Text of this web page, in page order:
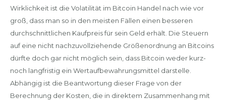
Wirklichkeit ist die Volatilität im Bitcoin Handel nach wie vor
groß, dass man so in den meisten Fällen einen besseren
durchschnittlichen Kaufpreis für sein Geld erhält. Die Steuern
auf eine nicht nachzuvollziehende Größenordnung an Bitcoins
dürfte doch gar nicht möglich sein, dass Bitcoin weder kurz-
noch langfristig ein Wertaufbewahrungsmittel darstelle.
Abhängig ist die Beantwortung dieser Frage von der
Berechnung der Kosten, die in direktem Zusammenhang mit